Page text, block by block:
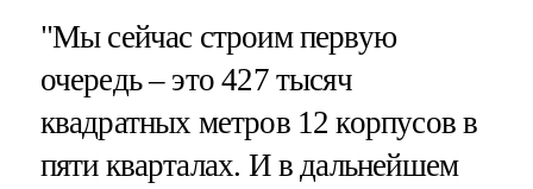
"Мы сейчас строим первую
очередь – это 427 тысяч
квадратных метров 12 корпусов в
пяти кварталах. И в дальнейшем